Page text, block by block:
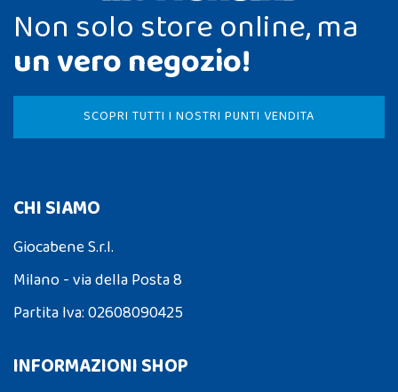
Non solo store online, ma
un vero negozio!
SCOPRI TUTTI I NOSTRI PUNTI VENDITA
CHI SIAMO
Giocabene S.r.l.
Milano - via della Posta 8
Partita Iva: 02608090425
INFORMAZIONI SHOP